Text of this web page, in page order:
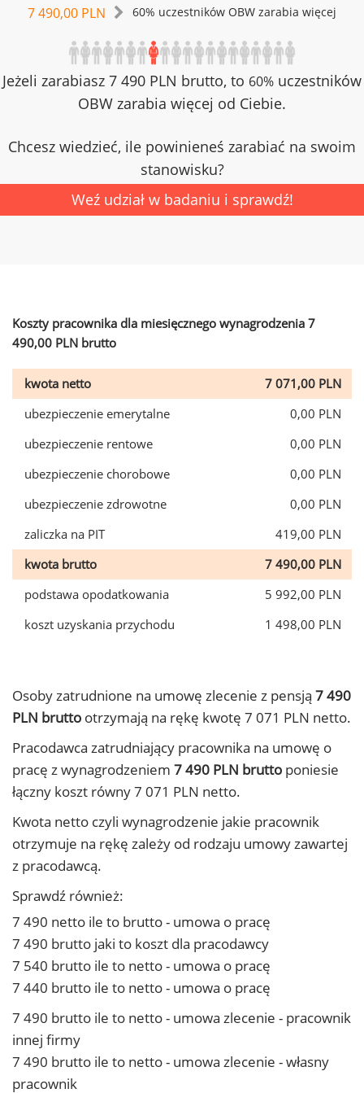
7 490,00 PLN 60% uczestników OBW zarabia więcej
Jeżeli zarabiasz 7 490 PLN brutto, to 60% uczestników
OBW zarabia więcej od Ciebie.
Chcesz wiedzieć, ile powinieneś zarabiać na swoim
stanowisku?
Weź udział w badaniu i sprawdź!
Koszty pracownika dla miesięcznego wynagrodzenia 7
490,00 PLN brutto
kwota netto
7 071,00 PLN
ubezpieczenie emerytalne
0,00 PLN
ubezpieczenie rentowe
0,00 PLN
ubezpieczenie chorobowe
0,00 PLN
ubezpieczenie zdrowotne
0,00 PLN
zaliczka na PIT
419,00 PLN
kwota brutto
7 490,00 PLN
podstawa opodatkowania
5 992,00 PLN
koszt uzyskania przychodu
1 498,00 PLN
Osoby zatrudnione na umowę zlecenie z pensją 7 490
PLN brutto otrzymają na rękę kwotę 7 071 PLN netto.
Pracodawca zatrudniający pracownika na umowę o
pracę z wynagrodzeniem 7 490 PLN brutto poniesie
łączny koszt równy 7 071 PLN netto.
Kwota netto czyli wynagrodzenie jakie pracownik
otrzymuje na rękę zależy od rodzaju umowy zawartej
z pracodawcą.
Sprawdź również:
7 490 netto ile to brutto - umowa o pracę
7 490 brutto jaki to koszt dla pracodawcy
7 540 brutto ile to netto - umowa o pracę
7 440 brutto ile to netto - umowa o pracę
7 490 brutto ile to netto - umowa zlecenie - pracownik
innej firmy
7 490 brutto ile to netto - umowa zlecenie - własny
pracownik